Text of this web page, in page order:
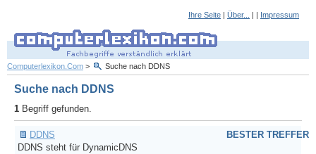
Ihre Seite | Über... | | Impressum
Computerlexikon.Com > Suche nach DDNS
Suche nach DDNS
1 Begriff gefunden.
BESTER TREFFER
DDNS
DDNS steht für DynamicDNS